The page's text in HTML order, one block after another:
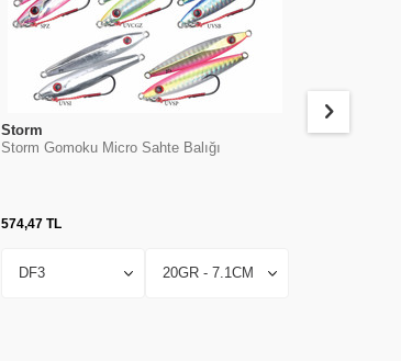
Storm
Storm Gomoku Micro Sahte Balığı
574,47TL
Sakura